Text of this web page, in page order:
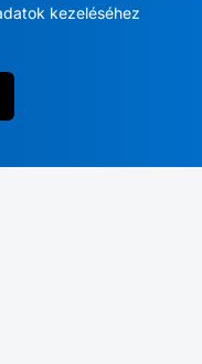
kezeléséhez